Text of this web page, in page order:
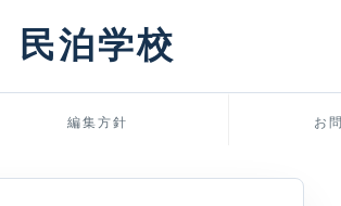
民泊学校
編集方針 お